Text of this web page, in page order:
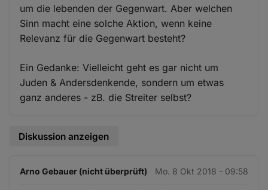
um die lebenden der Gegenwart. Aber welchen
Sinn macht eine solche Aktion, wenn keine
Relevanz für die Gegenwart besteht?
Ein Gedanke: Vielleicht geht es gar nicht um
Juden & Andersdenkende, sondern um etwas
ganz anderes - zB. die Streiter selbst?
Diskussion anzeigen
Arno Gebauer (nicht überprüft) Mo. 8 Okt 2018 - 09:58